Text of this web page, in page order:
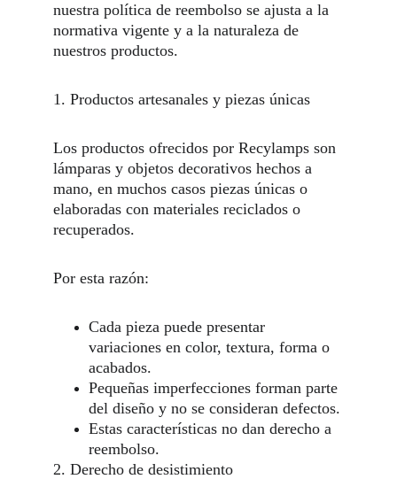
nuestra política de reembolso se ajusta a la
normativa vigente y a la naturaleza de
nuestros productos.
1. Productos artesanales y piezas únicas
Los productos ofrecidos por Recylamps son
lámparas y objetos decorativos hechos a
mano, en muchos casos piezas únicas o
elaboradas con materiales reciclados o
recuperados.
Por esta razón:
Cada pieza puede presentar
variaciones en color, textura, forma o
acabados.
Pequeñas imperfecciones forman parte
del diseño y no se consideran defectos.
Estas características no dan derecho a
reembolso.
2. Derecho de desistimiento